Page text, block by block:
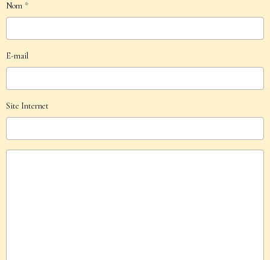
Nom
E-mail
Site Internet